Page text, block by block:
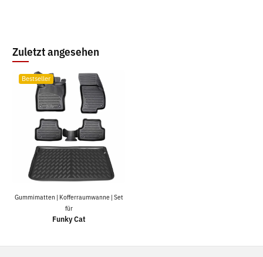
Zuletzt angesehen
Bestseller
Gummimatten | Kofferraumwanne | Set
für
Funky Cat